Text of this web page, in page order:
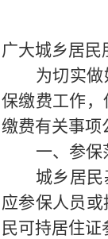
广大城乡居民
为切实做
保缴费工作
缴费有关事项
一、参保
城乡居
应参保人员
民可持居住